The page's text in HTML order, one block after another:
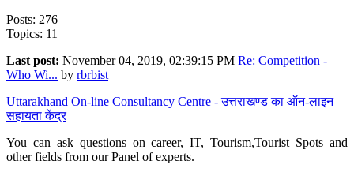
Posts: 276
Topics: 11
Last post: November 04, 2019, 02:39:15 PM Re: Competition -
Who Wi... by rbrbist
Uttarakhand On-line Consultancy Centre - उत्तराखण्ड का ऑन-लाइन
सहायता केंद्र
You can ask questions on career, IT, Tourism,Tourist Spots and
other fields from our Panel of experts.